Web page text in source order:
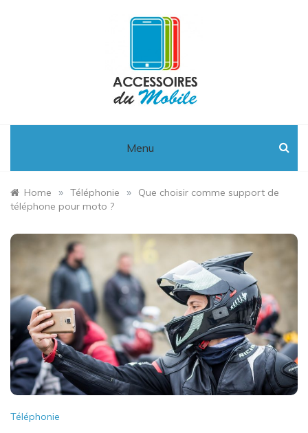
Accessoires
Du Mobile :
High-tech,
et
Informatique
Menu
Home » Téléphonie »
Que choisir comme support de
téléphone pour moto ?
Téléphonie